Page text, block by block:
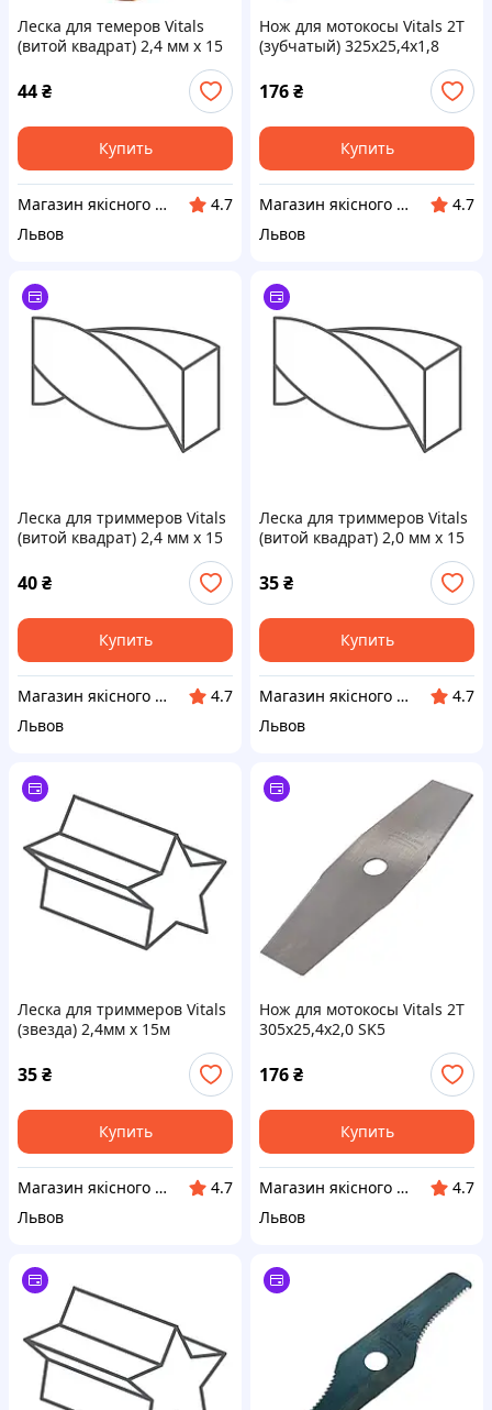
Леска для темеров Vitals
(витой квадрат) 2,4 мм х 15
44₴
Купить
Магазин якісного інструменту Tools Shop 24/7
4.7
Львов
Нож для мотокосы Vitals 2Т
(зубчатый) 325х25,4х1,8
176₴
Купить
Магазин якісного інструменту Tools Shop 24/7
4.7
Львов
Леска для триммеров Vitals
(витой квадрат) 2,4 мм х 15
40₴
Купить
Магазин якісного інструменту Tools Shop 24/7
4.7
Львов
Леска для триммеров Vitals
(витой квадрат) 2,0 мм х 15
35₴
Купить
Магазин якісного інструменту Tools Shop 24/7
4.7
Львов
Леска для триммеров Vitals
(звезда) 2,4мм х 15м
35₴
Купить
Магазин якісного інструменту Tools Shop 24/7
4.7
Львов
Нож для мотокосы Vitals 2Т
305х25,4х2,0 SK5
176₴
Купить
Магазин якісного інструменту Tools Shop 24/7
4.7
Львов